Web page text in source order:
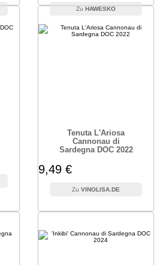
HAWESKO
Tenuta L'Ariosa
Cannonau di
Sardegna DOC 2022
9,49 €
VINOLISA.DE